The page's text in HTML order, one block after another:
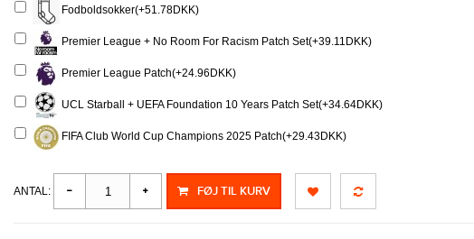
Fodboldsokker(+51.78DKK)
Premier League + No Room For Racism Patch Set(+39.11DKK)
Premier League Patch(+24.96DKK)
UCL Starball + UEFA Foundation 10 Years Patch Set(+34.64DKK)
FIFA Club World Cup Champions 2025 Patch(+29.43DKK)
ANTAL: FØJ TIL KURV